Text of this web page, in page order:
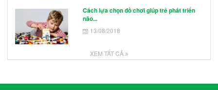
Cách lựa chọn đồ chơi giúp trẻ phát triển
não...
13/08/2018
XEM TẤT CẢ